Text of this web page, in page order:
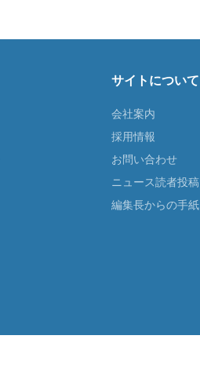
サイトについて
会社案内
採用情報
お問い合わせ
ニュース読者投稿
編集長からの手紙